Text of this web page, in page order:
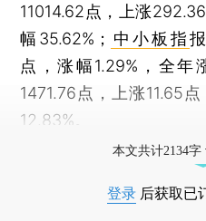
11014.62点，上涨
幅35.62%； 中小板指
点，涨幅1.29%，全年
1471.76点，上涨11.65
12.83%。
本文共计2134
登录 后获取已